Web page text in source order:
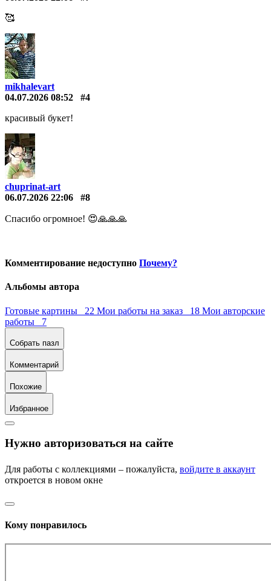
🥰
mikhalevart
04.07.2026 08:52
#4
красивый букет!
chuprinat-art
06.07.2026 22:06
#8
Спасибо огромное! 😍🙏🙏🙏
Комментирование недоступно Почему?
Альбомы автора
Готовые картины 22 Мои работы на заказ 18 Мои авторские
работы 7
Собрать пазл
Комментарий
Похожие
Избранное
Нужно авторизоваться на сайте
Для работы с коллекциями – пожалуйста, войдите в аккаунт
откроется в новом окне
Кому понравилось